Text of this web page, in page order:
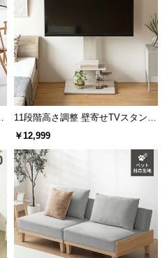
11段階高さ調整 壁寄せTVスタンド
キャスター付き 上下左右角度調節
￥12,999